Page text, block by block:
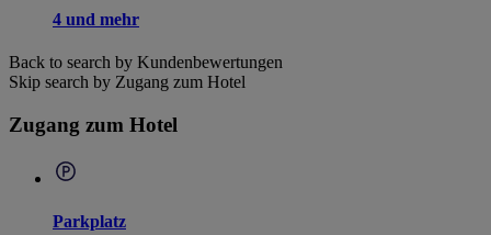
4 und mehr
Back to search by Kundenbewertungen
Skip search by Zugang zum Hotel
Zugang zum Hotel
Parkplatz